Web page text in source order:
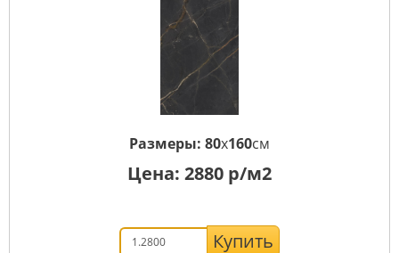
Размеры: 80x160см
Цена: 2880 р/м2
Купить